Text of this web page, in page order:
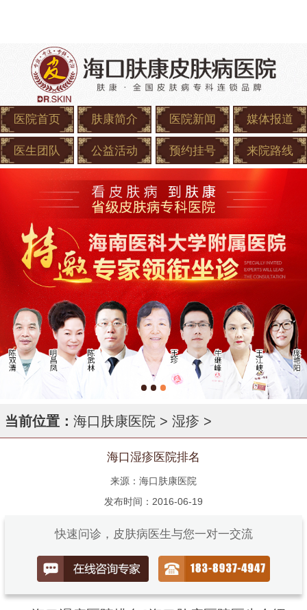
医院首页 肤康简介 医院新闻 媒体报道
医生团队 公益活动 预约挂号 来院路线
当前位置： 海口肤康医院 > 湿疹 >
海口湿疹医院排名
来源：海口肤康医院
发布时间：2016-06-19
快速问诊，皮肤病医生与您一对一交流